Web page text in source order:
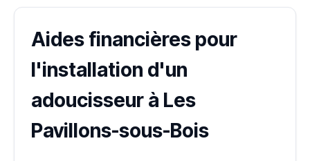
Aides financières pour
l'installation d'un
adoucisseur à Les
Pavillons-sous-Bois